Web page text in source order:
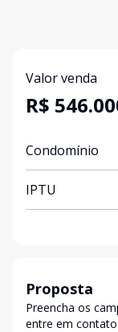
Valor venda
R$
Condomínio
IPTU
Proposta
Preencha os
entre em contato